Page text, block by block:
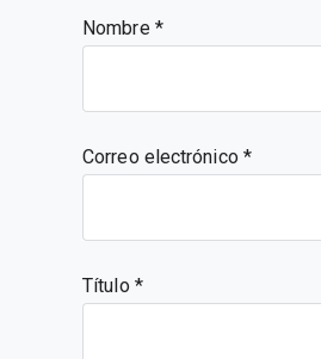
Nombre
Correo electrónico
Título